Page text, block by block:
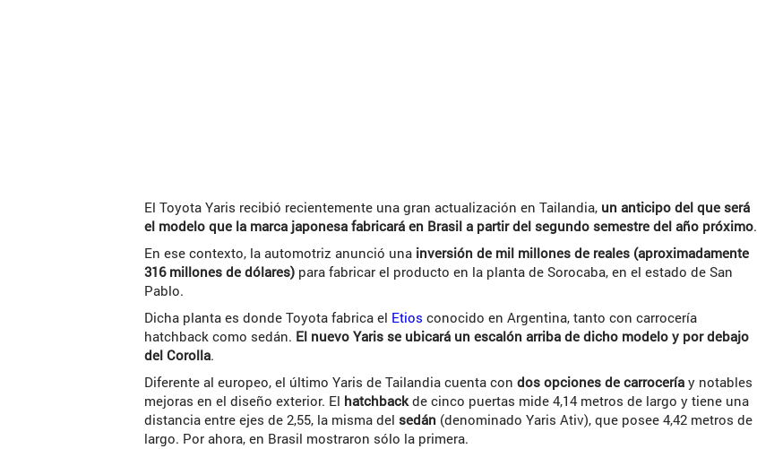
El Toyota Yaris recibió recientemente una gran actualización en Tailandia, un anticipo del que será
el modelo que la marca japonesa fabricará en Brasil a partir del segundo semestre del año próximo.
En ese contexto, la automotriz anunció una inversión de mil millones de reales (aproximadamente
316 millones de dólares) para fabricar el producto en la planta de Sorocaba, en el estado de San
Pablo.
Dicha planta es donde Toyota fabrica el Etios conocido en Argentina, tanto con carrocería
hatchback como sedán. El nuevo Yaris se ubicará un escalón arriba de dicho modelo y por debajo
del Corolla.
Diferente al europeo, el último Yaris de Tailandia cuenta condos opciones de carrocería y notables
mejoras en el diseño exterior. El hatchbackde cinco puertas mide 4,14 metros de largo y tiene una
distancia entre ejes de 2,55, la misma delsedán (denominado Yaris Ativ), que posee 4,42 metros de
largo. Por ahora, en Brasil mostraron sólo la primera.